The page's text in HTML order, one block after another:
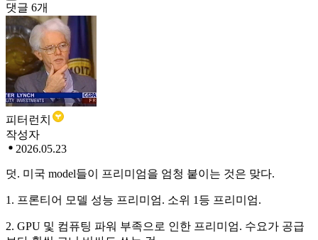
댓글 6개
피터런치
작성자
2026.05.23
덧. 미국 model들이 프리미엄을 엄청 붙이는 것은 맞다.
1. 프론티어 모델 성능 프리미엄. 소위 1등 프리미엄.
2. GPU 및 컴퓨팅 파워 부족으로 인한 프리미엄. 수요가 공급